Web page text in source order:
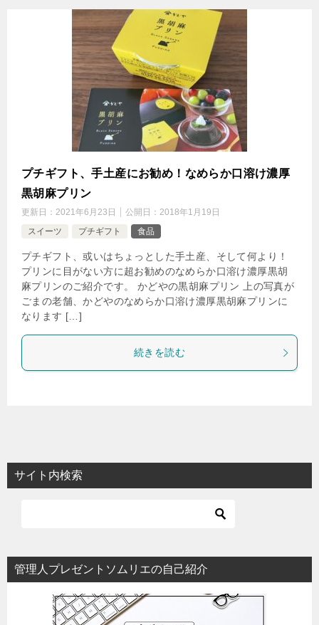
プチギフト、手土産にお勧め！なめらか口溶け濃厚
黒胡麻プリン
更新日： 2021年6月23日 公開日： 2018年1月19日
スイーツ
プチギフト 食品
プチギフト、或いはちょっとした手土産、そして何より！
プリンに目がない方に超お勧めのなめらか口溶け濃厚黒胡
麻プリンのご紹介です。 かどやの黒胡麻プリン 上の写真が
ごまの老舗、かどやのなめらか口溶け濃厚黒胡麻プリンに
なります […]
続きを読む
サイト内検索
管理人プレゼントソムリエの自己紹介